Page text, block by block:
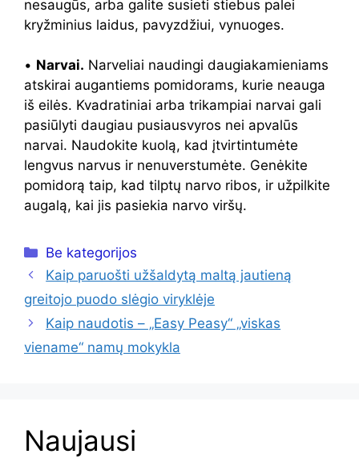
nesaugūs, arba galite susieti stiebus palei
kryžminius laidus, pavyzdžiui, vynuoges.
• Narvai. Narveliai naudingi daugiakamieniams
atskirai augantiems pomidorams, kurie neauga
iš eilės. Kvadratiniai arba trikampiai narvai gali
pasiūlyti daugiau pusiausvyros nei apvalūs
narvai. Naudokite kuolą, kad įtvirtintumėte
lengvus narvus ir nenuverstumėte. Genėkite
pomidorą taip, kad tilptų narvo ribos, ir užpilkite
augalą, kai jis pasiekia narvo viršų.
Kategorijos
Be kategorijos
Kaip paruošti užšaldytą maltą jautieną
greitojo puodo slėgio viryklėje
Kaip naudotis – „Easy Peasy“ „viskas
viename“ namų mokykla
Naujausi